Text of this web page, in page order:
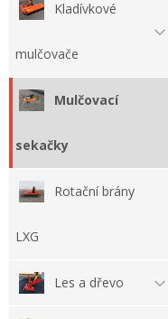
Kladívkové
mulčovače
Mulčovací
sekačky
Rotační brány
LXG
Les a dřevo